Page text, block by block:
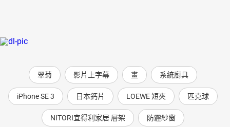
10-3 台湾へ送金する 匯款去臺灣
2 代名詞
3 形容詞
4 動詞 5 副詞
翠菊 影片上字幕 畫 系統廚具
iPhone SE 3 日本鈣片 LOEWE 短夾 匹克球
NITORI宜得利家居 層架 防霾紗窗